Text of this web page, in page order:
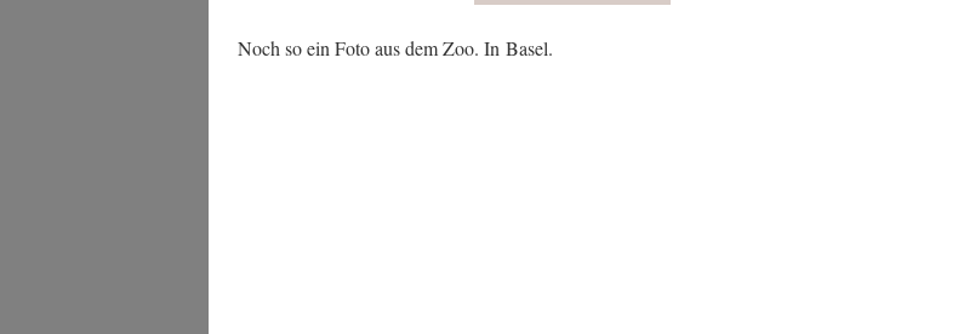
Noch so ein Foto aus dem Zoo. In Basel.